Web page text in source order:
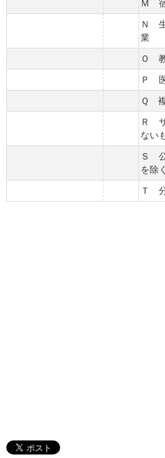
Ｍ
Ｎ
業
Ｏ
Ｐ
Ｑ
Ｒ
ない
Ｓ
を除
Ｔ